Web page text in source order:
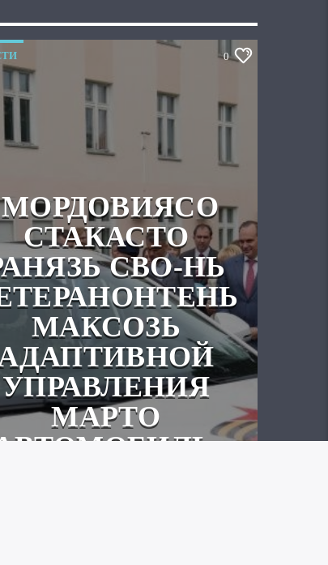
0
МОРДОВИЯСО
СТАКАСТО
СВО-НЬ
МАКСОЗЬ
УПРАВЛЕНИЯ
МАРТО